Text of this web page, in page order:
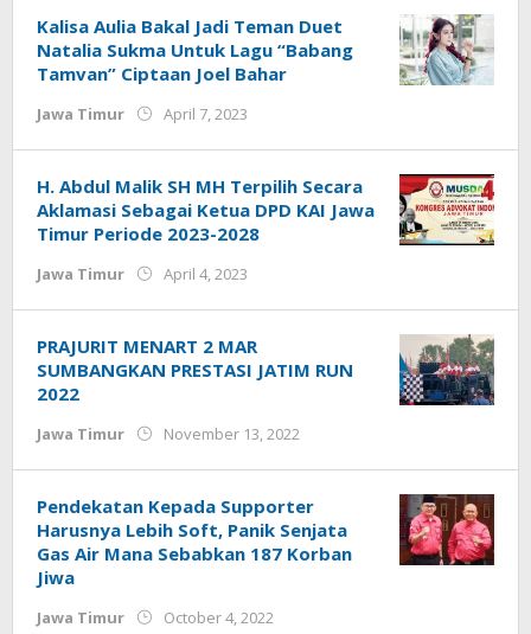
Kalisa Aulia Bakal Jadi Teman Duet
Natalia Sukma Untuk Lagu “Babang
Tamvan” Ciptaan Joel Bahar
Jawa Timur April 7, 2023
H. Abdul Malik SH MH Terpilih Secara
Aklamasi Sebagai Ketua DPD KAI Jawa
Timur Periode 2023-2028
Jawa Timur April 4, 2023
PRAJURIT MENART 2 MAR
SUMBANGKAN PRESTASI JATIM RUN
2022
Jawa Timur November 13, 2022
Pendekatan Kepada Supporter
Harusnya Lebih Soft, Panik Senjata
Gas Air Mana Sebabkan 187 Korban
Jiwa
Jawa Timur October 4, 2022